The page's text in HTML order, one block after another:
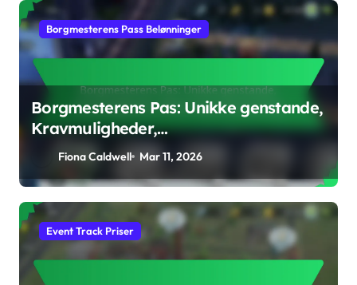
Borgmesterens Pass Belønninger
Borgmesterens Pas: Unikke genstande,
Kravmuligheder,
Belønningsmaksimering
Fiona Caldwell Mar 11, 2026
Event Track Priser